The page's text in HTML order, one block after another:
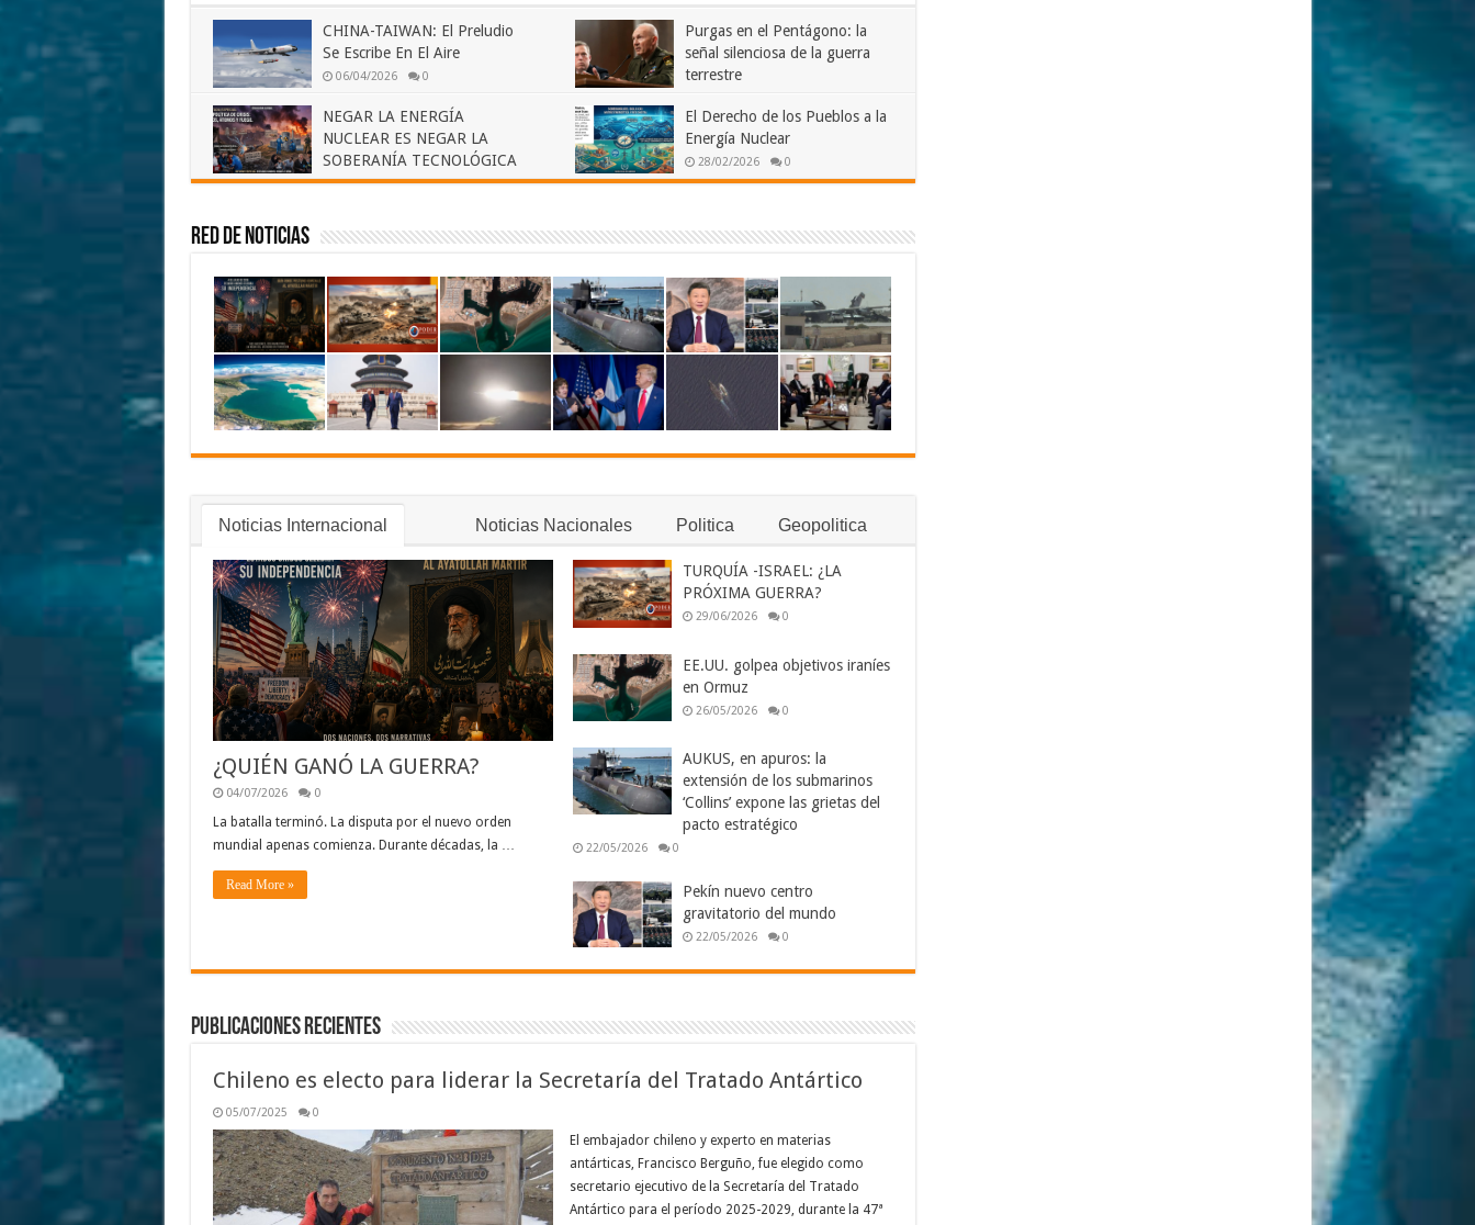
CHINA-TAIWAN: El Preludio
Se Escribe En El Aire
06/04/2026 0
Purgas en el Pentágono: la
señal silenciosa de la guerra
terrestre
NEGAR LA ENERGÍA
NUCLEAR ES NEGAR LA
SOBERANÍA TECNOLÓGICA
28/02/2026 0
El Derecho de los Pueblos a la
Energía Nuclear
28/02/2026 0
Red de Noticias
Noticias Internacional Noticias Nacionales Politica Geopolitica
¿QUIÉN GANÓ LA GUERRA?
04/07/2026 0
La batalla terminó. La disputa por el nuevo orden
mundial apenas comienza. Durante décadas, la …
Read More »
TURQUÍA -ISRAEL: ¿LA
PRÓXIMA GUERRA?
29/06/2026 0
EE.UU. golpea objetivos iraníes
en Ormuz
26/05/2026 0
AUKUS, en apuros: la
extensión de los submarinos
‘Collins’ expone las grietas del
pacto estratégico
22/05/2026 0
Pekín nuevo centro
gravitatorio del mundo
22/05/2026 0
Publicaciones Recientes
Chileno es electo para liderar la Secretaría del Tratado Antártico
05/07/2025 0
El embajador chileno y experto en materias
antárticas, Francisco Berguño, fue elegido como
secretario ejecutivo de la Secretaría del Tratado
Antártico para el período 2025-2029, durante la 47ª